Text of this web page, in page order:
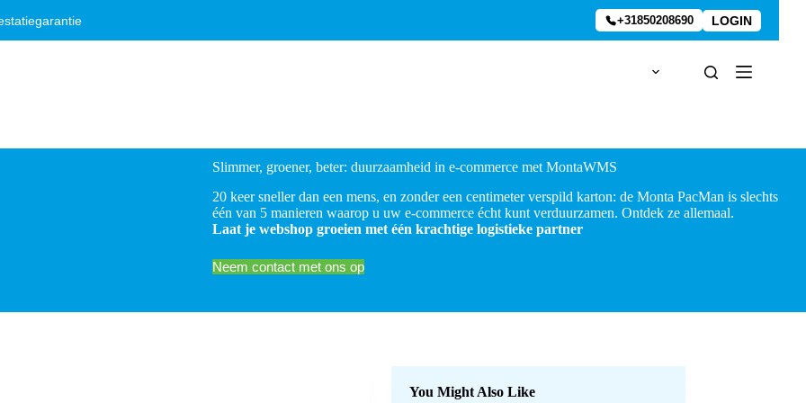
+31850208690 LOGIN
Slimmer, groener, beter: duurzaamheid in e-commerce met MontaWMS
20 keer sneller dan een mens, en zonder een centimeter verspild karton: de Monta PacMan is slechts
één van 5 manieren waarop u uw e-commerce écht kunt verduurzamen. Ontdek ze allemaal.
Laat je webshop groeien met één krachtige logistieke partner
Neem contact met ons op
You Might Also Like